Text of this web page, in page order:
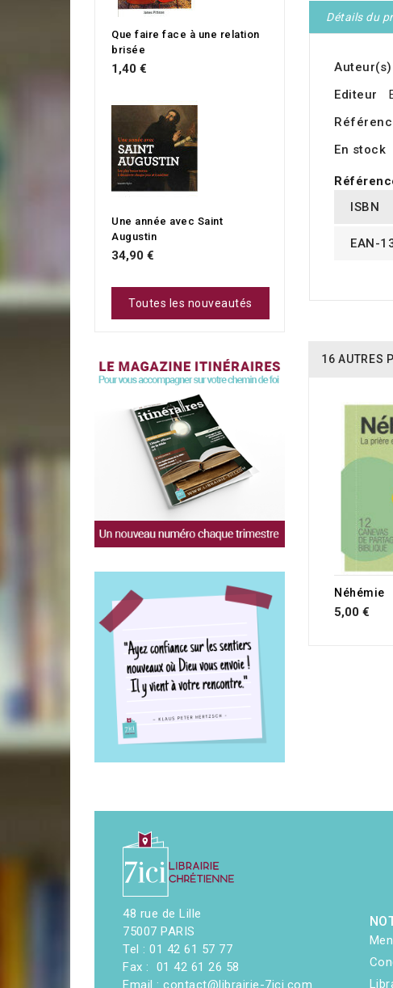
Détails du
Auteur(s)
Editeur
En stock
ISBN
EAN-
16 AUTRES
Néhémie
5,00 €
Que faire face à une relation
brisée
1,40 €
Une année avec Saint
Augustin
34,90 €
Toutes les nouveautés
48 rue de Lille
75007 PARIS
Tel : 01 42 61 57 77
Fax : 01 42 61 26 58
Email : contact@librairie-7ici.com